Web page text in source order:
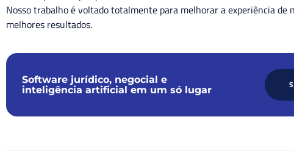
Nosso trabalho é voltado totalmente para melhorar a experiência de
melhores resultados.
Software jurídico, negocial e
inteligência artificial em um só lugar